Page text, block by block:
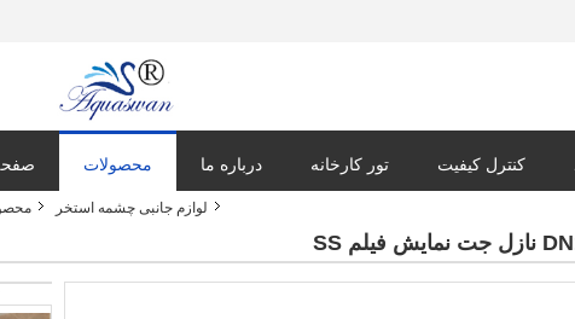
محصولات درباره ما تور کارخانه کنترل کیفیت
لوازم جانبی چشمه استخر